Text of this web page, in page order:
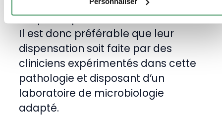
antibiotiques utilisés posent d’assez
fréquents problèmes de toxicité.
Il est donc préférable que leur
dispensation soit faite par des
cliniciens expérimentés dans cette
pathologie et disposant d’un
laboratoire de microbiologie
adapté.